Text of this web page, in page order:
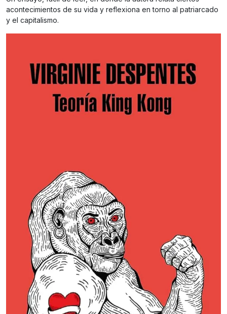
acontecimientos de su vida y reflexiona en torno al patriarcado
y el capitalismo.